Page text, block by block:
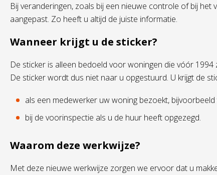
Bij veranderingen, zoals bij een nieuwe controle of bij
aangepast. Zo heeft u altijd de juiste informatie.
Wanneer krijgt u de sticker?
De sticker is alleen bedoeld voor woningen die vóór
De sticker wordt dus niet naar u opgestuurd. U krijgt de
als een medewerker uw woning bezoekt,
bij de voorinspectie als u de huur heeft opgezegd.
Waarom deze werkwijze?
Met deze nieuwe werkwijze zorgen we ervoor dat u